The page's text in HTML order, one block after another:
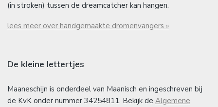
(in stroken) tussen de dreamcatcher kan hangen.
lees meer over handgemaakte dromenvangers »
De kleine lettertjes
Maaneschijn is onderdeel van Maanisch en ingeschreven bij
de KvK onder nummer 34254811. Bekijk de Algemene